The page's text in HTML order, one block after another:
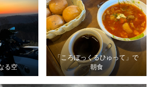
る空
「ころぼっくるひゅって」で
朝食